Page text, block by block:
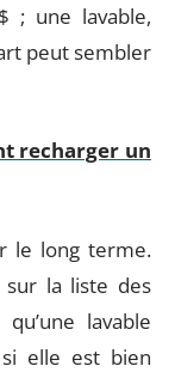
; une lavable,
peut sembler
recharger un
le long terme.
sur la liste des
lavable
elle est bien